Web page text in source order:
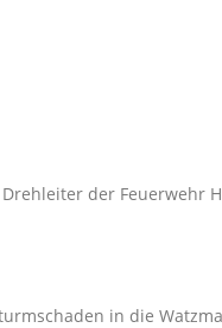
der Feuerwehr
in die